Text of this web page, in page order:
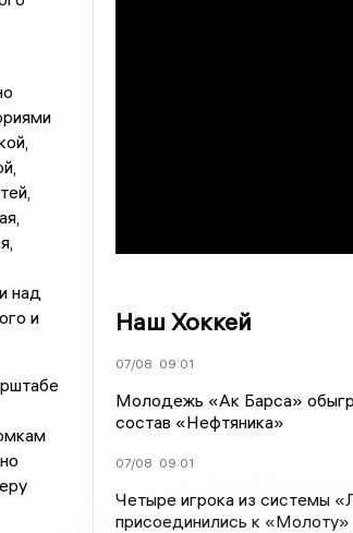
над
и
Наш Хоккей
07/08 09:01
Молодежь «Ак Барса»
состав «Нефтяника»
07/08 09:01
Четыре игрока из системы
присоединились к «Молоту»